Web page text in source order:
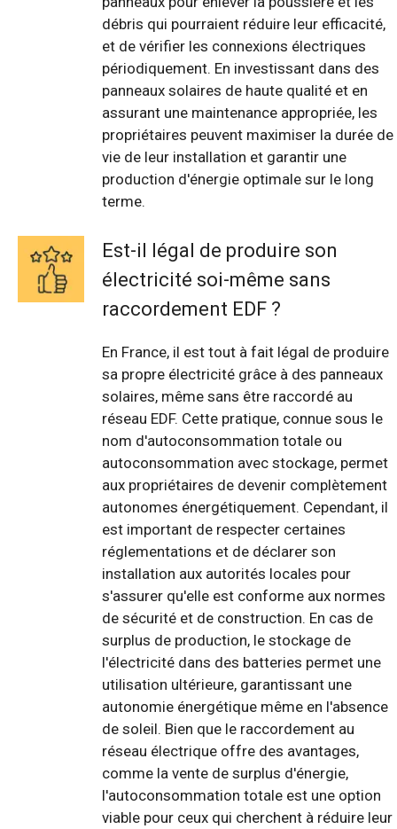
débris qui pourraient réduire leur efficacité,
et de vérifier les connexions électriques
périodiquement. En investissant dans des
panneaux solaires de haute qualité et en
assurant une maintenance appropriée, les
propriétaires peuvent maximiser la durée de
vie de leur installation et garantir une
production d'énergie optimale sur le long
terme.
Est-il légal de produire son
électricité soi-même sans
raccordement EDF ?
En France, il est tout à fait légal de produire
sa propre électricité grâce à des panneaux
solaires, même sans être raccordé au
réseau EDF. Cette pratique, connue sous le
nom d'autoconsommation totale ou
autoconsommation avec stockage, permet
aux propriétaires de devenir complètement
autonomes énergétiquement. Cependant, il
est important de respecter certaines
réglementations et de déclarer son
installation aux autorités locales pour
s'assurer qu'elle est conforme aux normes
de sécurité et de construction. En cas de
surplus de production, le stockage de
l'électricité dans des batteries permet une
utilisation ultérieure, garantissant une
autonomie énergétique même en l'absence
de soleil. Bien que le raccordement au
réseau électrique offre des avantages,
comme la vente de surplus d'énergie,
l'autoconsommation totale est une option
viable pour ceux qui cherchent à réduire leur